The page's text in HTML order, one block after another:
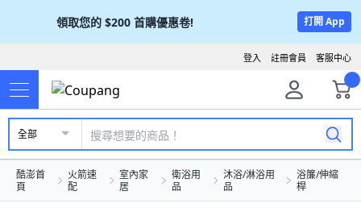
領取您的 $200 首購優惠卷! 打開 App
客服中心
註冊會員
登入
全部
酷澎首
頁
火箭速
配
室內家
居
衛浴用
品
沐浴/淋浴用
品
浴簾/伸縮
桿